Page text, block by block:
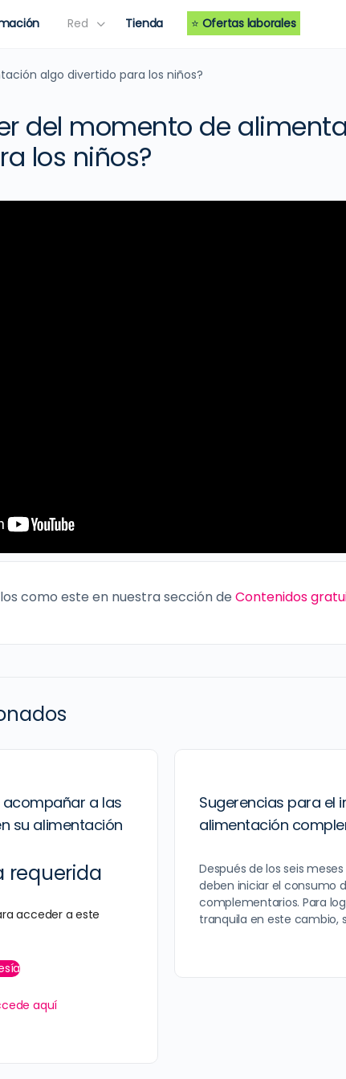
Red Tienda ⭐ Ofertas laborales
algo divertido para los niños?
del momento de
los niños?
como este en nuestra sección de Contenidos
a las
su alimentación
requerida
acceder a este
aquí
Sugerencias para el
alimentación
Después de los seis
deben iniciar el consumo
complementarios. Para
tranquila en este cambio,